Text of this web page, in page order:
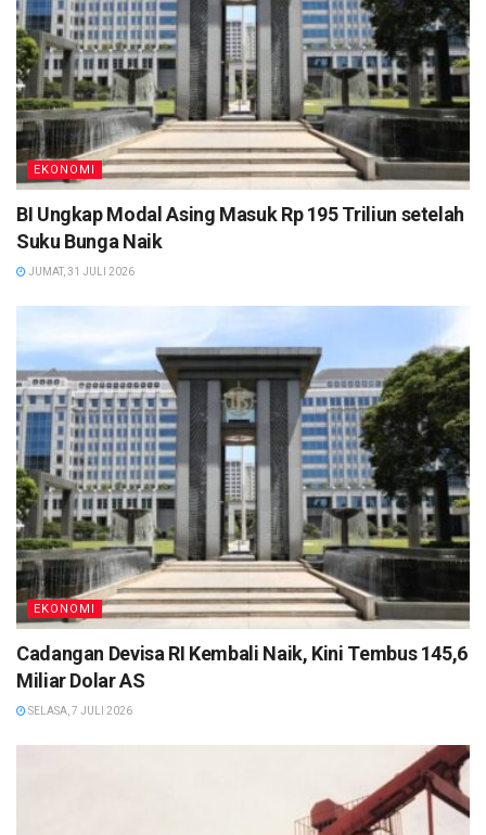
EKONOMI
BI Ungkap Modal Asing Masuk Rp 195 Triliun setelah
Suku Bunga Naik
JUMAT, 31 JULI 2026
EKONOMI
Cadangan Devisa RI Kembali Naik, Kini Tembus 145,6
Miliar Dolar AS
SELASA, 7 JULI 2026